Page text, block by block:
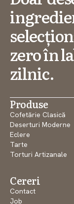
zero în
zilnic.
Produse
Cofetărie Clasică
Deserturi Moderne
Eclere
Tarte
Torturi Artizanale
Cereri
Contact
Job